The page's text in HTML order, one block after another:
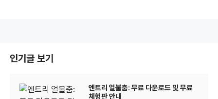
인기글 보기
엔트리 얼불춤: 무료 다운로드 및 무료
체험판 안내